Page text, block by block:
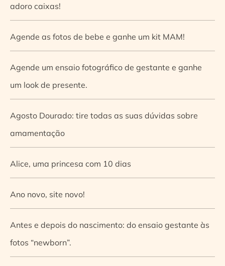
adoro caixas!
Agende as fotos de bebe e ganhe um kit MAM!
Agende um ensaio fotográfico de gestante e ganhe
um look de presente.
Agosto Dourado: tire todas as suas dúvidas sobre
amamentação
Alice, uma princesa com 10 dias
Ano novo, site novo!
Antes e depois do nascimento: do ensaio gestante às
fotos “newborn”.